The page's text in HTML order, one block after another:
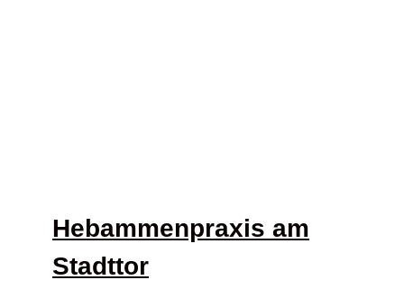
Hebammenpraxis am
Stadttor